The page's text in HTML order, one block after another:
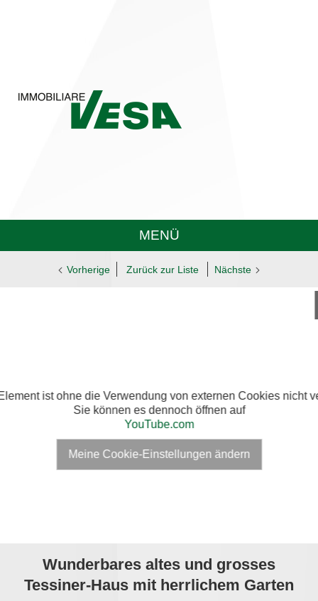
MENÜ
Vorherige Zurück zur Liste Nächste
ist ohne die Verwendung von externen Cookies nicht
Sie können es dennoch öffnen auf
YouTube.com
Meine Cookie-Einstellungen ändern
Wunderbares altes und grosses
Tessiner-Haus mit herrlichem Garten